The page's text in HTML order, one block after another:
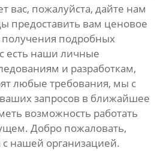
вас, пожалуйста, дайте нам
предоставить вам ценовое
подробных
есть наши личные
и разработкам,
любые требования, мы с
запросов в ближайшее
возможность работать
Добро пожаловать,
нашей организацией.